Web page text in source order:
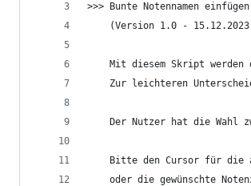
>>> Bunte Notennamen einfügen
(Version 1.0 -
Mit diesem Skript werden
Zur leichteren
Der Nutzer hat die Wahl
Bitte den Cursor für die
oder die gewünschte